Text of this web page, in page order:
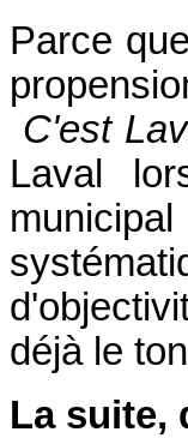
Parce
C'est
Laval
municipal
déjà le
La suite,